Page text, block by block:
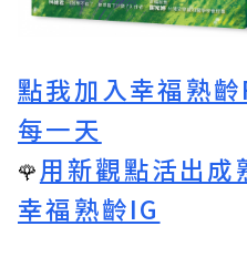
點我加入幸福熟
每一天
🌹用新觀點活出成
幸福熟齡IG